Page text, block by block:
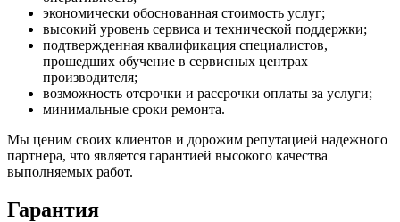
экономически обоснованная стоимость услуг;
высокий уровень сервиса и технической поддержки;
подтвержденная квалификация специалистов,
прошедших обучение в сервисных центрах
производителя;
возможность отсрочки и рассрочки оплаты за услуги;
минимальные сроки ремонта.
Мы ценим своих клиентов и дорожим репутацией надежного
партнера, что является гарантией высокого качества
выполняемых работ.
Гарантия